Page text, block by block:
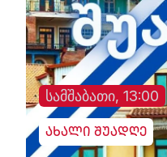
სამშაბათი, 13:00
ახალი შუადღე